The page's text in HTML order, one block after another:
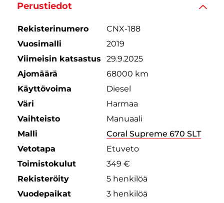
Perustiedot
Rekisterinumero
CNX-188
Vuosimalli
2019
Viimeisin katsastus
29.9.2025
Ajomäärä
68000 km
Käyttövoima
Diesel
Väri
Harmaa
Vaihteisto
Manuaali
Malli
Coral Supreme 670 SLT
Vetotapa
Etuveto
Toimistokulut
349 €
Rekisteröity
5 henkilöä
Vuodepaikat
3 henkilöä